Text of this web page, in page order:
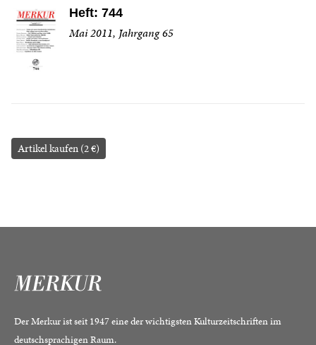
Heft: 744
Mai 2011, Jahrgang 65
Artikel kaufen (2 €)
Der Merkur ist seit 1947 eine der wichtigsten Kulturzeitschriften im
deutschsprachigen Raum.